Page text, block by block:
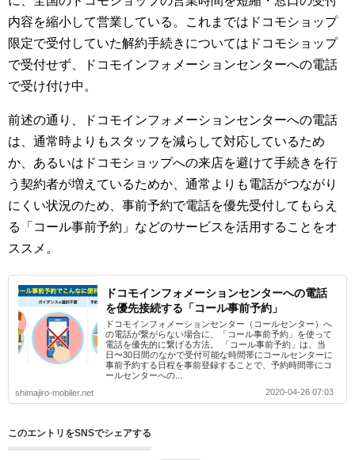
内容を縮小して営業している。これまではドコモショップ
限定で受付していた解約手続きについてはドコモショップ
で受付せず、ドコモインフォメーションセンターへの電話
で受け付け中。
前述の通り、ドコモインフォメーションセンターへの電話
は、通常時よりもスタッフを減らして対応しているため
か、あるいはドコモショップへの来店を避けて手続きを行
う契約者が増えているためか、通常よりも電話がつながり
にくい状況のため、事前予約で電話を優先受付してもらえ
る「コール事前予約」などのサービスを活用することをオ
ススメ。
ドコモインフォメーションセンターへの電話
を優先接続する「コール事前予約」
ドコモインフォメーションセンター（コールセンター）へ
の電話が繋がらない場合に、「コール事前予約」を使って
電話を優先的に繋げる方法。 「コール事前予約」は、当
日〜30日間のなかで受付可能な時間帯にコールセンターに
事前予約する日程を事前登録することで、予約時間帯にコ
ールセンターへの...
shimajiro-mobiler.net
2020-04-26 07:03
このエントリをSNSでシェアする